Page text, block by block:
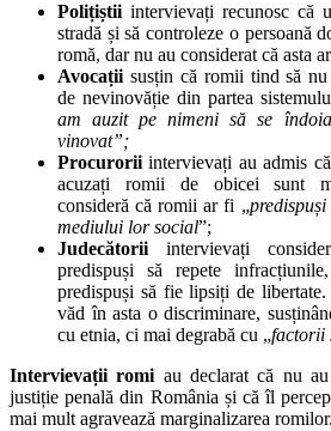
Polițiștii intervievați recunosc că
stradă și să controleze o persoană
romă, dar nu au considerat că asta
Avocații susțin că romii tind să
de nevinovăție din partea
am auzit pe nimeni să se
vinovat”;
Procurorii intervievați au admis
acuzați romii de obicei sunt
consideră că romii ar fi „
mediului lor social”;
Judecătorii intervievați
predispuși să repete
predispuși să fie lipsiți de
văd în asta o discriminare,
cu etnia, ci mai degrabă cu „factorii
Intervievații romi au declarat că nu
justiție penală din România și că îl
mai mult agravează marginalizarea romilor.